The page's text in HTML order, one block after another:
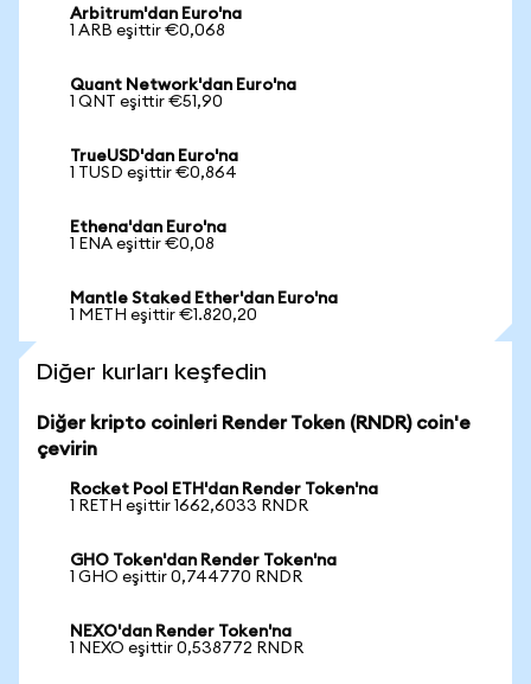
Arbitrum'dan Euro'na
1 ARB eşittir €0,068
Quant Network'dan Euro'na
1 QNT eşittir €51,90
TrueUSD'dan Euro'na
1 TUSD eşittir €0,864
Ethena'dan Euro'na
1 ENA eşittir €0,08
Mantle Staked Ether'dan Euro'na
1 METH eşittir €1.820,20
Diğer kurları keşfedin
Diğer kripto coinleri Render Token (RNDR) coin'e
çevirin
Rocket Pool ETH'dan Render Token'na
1 RETH eşittir 1662,6033 RNDR
GHO Token'dan Render Token'na
1 GHO eşittir 0,744770 RNDR
NEXO'dan Render Token'na
1 NEXO eşittir 0,538772 RNDR